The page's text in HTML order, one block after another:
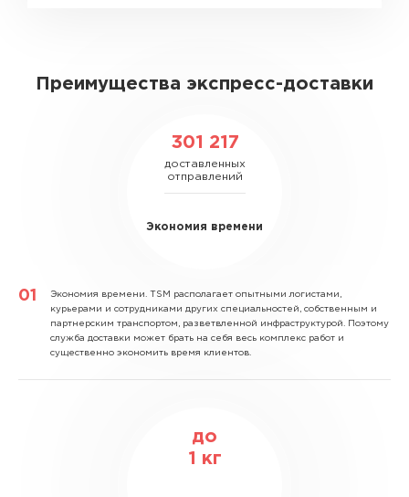
Преимущества экспресс-доставки
301 217
доставленных
отправлений
Экономия времени
Экономия времени. TSM располагает опытными логистами,
курьерами и сотрудниками других специальностей, собственным и
партнерским транспортом, разветвленной инфраструктурой. Поэтому
служба доставки может брать на себя весь комплекс работ и
существенно экономить время клиентов.
до
1
кг